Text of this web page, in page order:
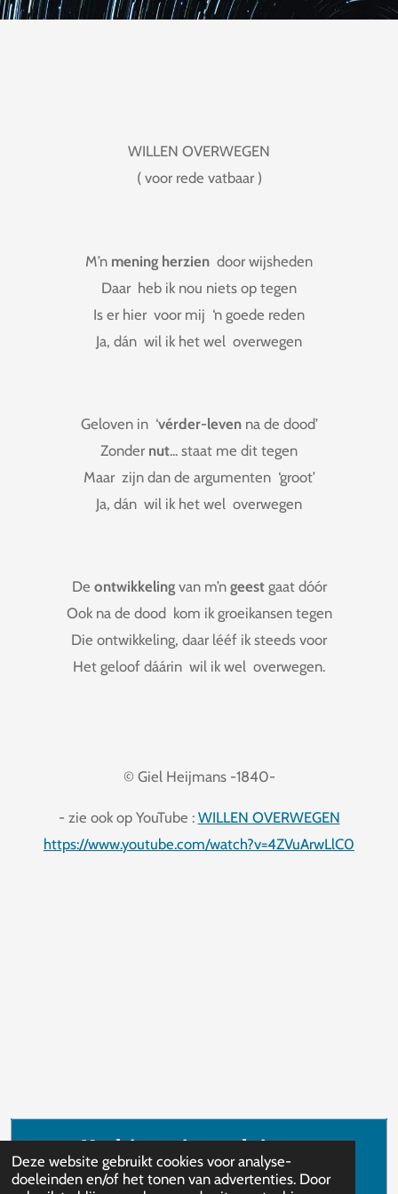
Deze website gebruikt cookies voor analyse-
doeleinden en/of het tonen van advertenties. Door
WILLEN OVERWEGEN
( voor rede vatbaar )
M’n mening herzien door wijsheden
Daar heb ik nou niets op tegen
Is er hier voor mij ‘n goede reden
Ja, dán wil ik het wel overwegen
Geloven in ‘vérder-levenna de dood’
Zonder nut... staat me dit tegen
Maar zijn dan de argumenten ‘groot’
Ja, dán wil ik het wel overwegen
De ontwikkelingvan m’n geestgaat dóór
Ook na de dood kom ik groeikansen tegen
Die ontwikkeling, daar lééf ik steeds voor
Het geloof dáárin wil ik wel overwegen.
© Giel Heijmans -1840-
- zie ook op YouTube : WILLEN OVERWEGEN
https://www.youtube.com/watch?v=4ZVuArwLlC0
Maak jouw eigen website met
JouwWeb